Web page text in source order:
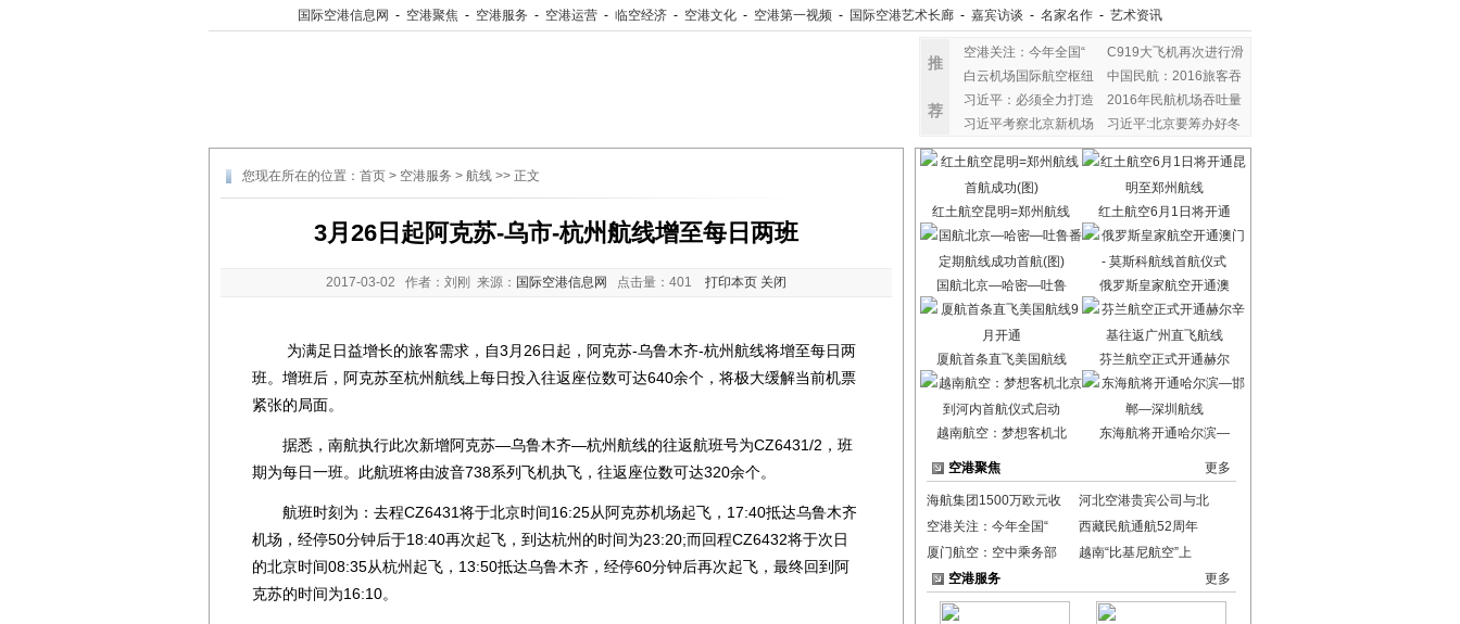
国际空港信息网 - 空港聚焦 - 空港服务 - 空港运营 - 临空经济 - 空港文化 - 空港第一视频 - 国际空港艺术长廊 - 嘉宾访谈 - 名家名作 - 艺术资讯
推
荐
空港关注：今年全国“
C919大飞机再次进行滑
白云机场国际航空枢纽
中国民航：2016旅客吞
习近平：必须全力打造
2016年民航机场吞吐量
习近平考察北京新机场
习近平:北京要筹办好冬
您现在所在的位置： 首页 > 空港服务 > 航线 >> 正文
3月26日起阿克苏-乌市-杭州航线增至每日两班
2017-03-02 作者：刘刚 来源： 国际空港信息网 点击量： 401 打印本页 关闭
为满足日益增长的旅客需求，自3月26日起，阿克苏-乌鲁木齐-杭州航线将增至每日两
班。增班后，阿克苏至杭州航线上每日投入往返座位数可达640余个，将极大缓解当前机票
紧张的局面。
据悉，南航执行此次新增阿克苏—乌鲁木齐—杭州航线的往返航班号为CZ6431/2，班
期为每日一班。此航班将由波音738系列飞机执飞，往返座位数可达320余个。
航班时刻为：去程CZ6431将于北京时间16:25从阿克苏机场起飞，17:40抵达乌鲁木齐
机场，经停50分钟后于18:40再次起飞，到达杭州的时间为23:20;而回程CZ6432将于次日
的北京时间08:35从杭州起飞，13:50抵达乌鲁木齐，经停60分钟后再次起飞，最终回到阿
克苏的时间为16:10。
红土航空昆明=郑州航线 红土航空6月1日将开通
国航北京—哈密—吐鲁 俄罗斯皇家航空开通澳
厦航首条直飞美国航线 芬兰航空正式开通赫尔
越南航空：梦想客机北 东海航将开通哈尔滨—
空港聚焦 更多
海航集团1500万欧元收
河北空港贵宾公司与北
空港关注：今年全国“
西藏民航通航52周年
厦门航空：空中乘务部
越南“比基尼航空”上
空港服务
更多